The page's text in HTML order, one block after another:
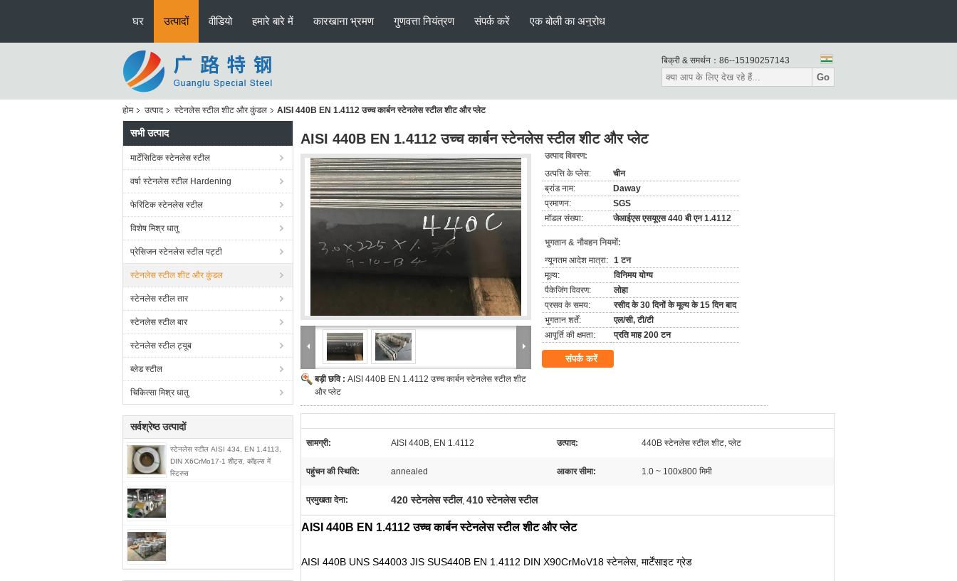
घर उत्पादों वीडियो हमारे बारे में कारखाना भ्रमण गुणवत्ता नियंत्रण संपर्क करें एक बोली का अनुरोध
बिक्री & समर्थन： 86--15190257143
Go
होम उत्पाद स्टेनलेस स्टील शीट और कुंडल AISI 440B EN 1.4112 उच्च कार्बन स्टेनलेस स्टील शीट और प्लेट
सभी उत्पाद
मार्टेंसिटिक स्टेनलेस स्टील
वर्षा स्टेनलेस स्टील Hardening
फेरिटिक स्टेनलेस स्टील
विशेष मिश्र धातु
प्रेसिजन स्टेनलेस स्टील पट्टी
स्टेनलेस स्टील शीट और कुंडल
स्टेनलेस स्टील तार
स्टेनलेस स्टील बार
स्टेनलेस स्टील ट्यूब
ब्लेड स्टील
चिकित्सा मिश्र धातु
सर्वश्रेष्ठ उत्पादों
स्टेनलेस स्टील AISI 434, EN 1.4113,
DIN X6CrMo17-1 शीट्स, कॉइल्स में
स्ट्रिप्स
AISI 440B EN 1.4112 उच्च कार्बन स्टेनलेस स्टील शीट और प्लेट
बड़ी छवि : AISI 440B EN 1.4112 उच्च कार्बन स्टेनलेस स्टील शीट
और प्लेट
उत्पाद विवरण:
उत्पत्ति के प्लेस:
चीन
ब्रांड नाम:
Daway
प्रमाणन:
SGS
मॉडल संख्या:
जेआईएस एसयूएस 440 बी एन 1.4112
भुगतान & नौवहन नियमों:
न्यूनतम आदेश मात्रा: 1 टन
मूल्य:
विनिमय योग्य
पैकेजिंग विवरण:
लोहा
प्रसव के समय:
रसीद के 30 दिनों के मूल्य के 15 दिन बाद
भुगतान शर्तें:
एल/सी, टी/टी
आपूर्ति की क्षमता:
प्रति माह 200 टन
संपर्क करें
सामग्री: AISI 440B, EN 1.4112 उत्पाद: 440B स्टेनलेस स्टील शीट, प्लेट
पहुंचन की स्थिति: annealed आकार सीमा: 1.0 ~ 100x800 मिमी
प्रमुखता देना: 420 स्टेनलेस स्टील, 410 स्टेनलेस स्टील
AISI 440B EN 1.4112 उच्च कार्बन स्टेनलेस स्टील शीट और प्लेट
AISI 440B UNS S44003 JIS SUS440B EN 1.4112 DIN X90CrMoV18 स्टेनलेस, मार्टेंसाइट ग्रेड